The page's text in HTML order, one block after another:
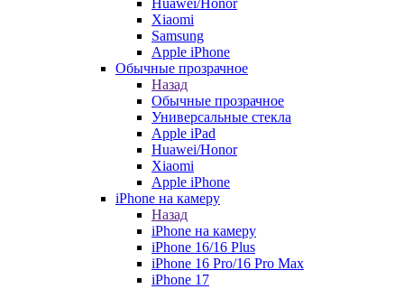
Huawei/Honor
Xiaomi
Samsung
Apple iPhone
Обычные прозрачное
Назад
Обычные прозрачное
Универсальные стекла
Apple iPad
Huawei/Honor
Xiaomi
Apple iPhone
iPhone на камеру
Назад
iPhone на камеру
iPhone 16/16 Plus
iPhone 16 Pro/16 Pro Max
iPhone 17